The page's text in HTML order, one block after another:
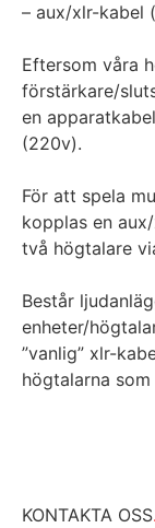
– aux/xlr-kabel
Eftersom våra
förstärkare/
en
(220v).
För att spela
kopplas en
två högtalare
Består
enheter/
”vanlig” xlr-
högtalarna
KONTAKTA OSS.